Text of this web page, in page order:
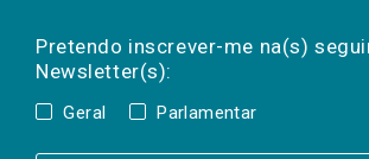
Pretendo inscrever-me na(s)
Newsletter(s):
Geral Parlamentar
a(s) newsletter(s).
mail